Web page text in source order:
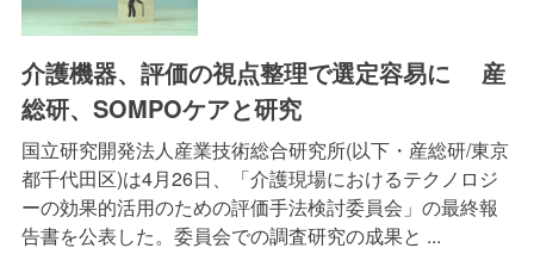
介護機器、評価の視点整理で選定容易に 産
総研、SOMPOケアと研究
国立研究開発法人産業技術総合研究所(以下・産総研/東京
都千代田区)は4月26日、「介護現場におけるテクノロジ
ーの効果的活用のための評価手法検討委員会」の最終報
告書を公表した。委員会での調査研究の成果と ...